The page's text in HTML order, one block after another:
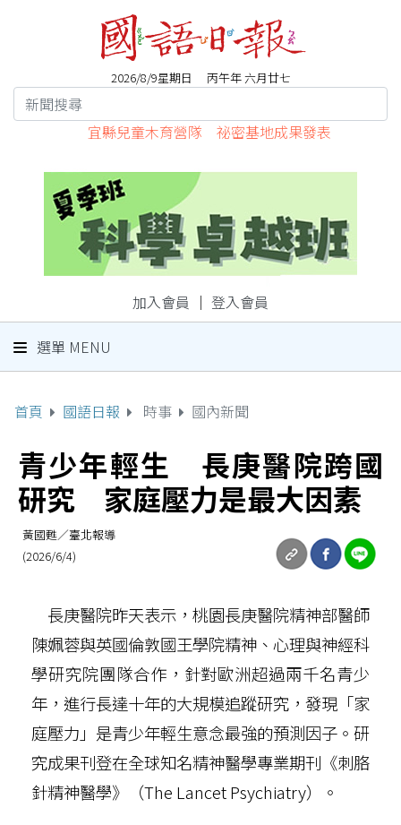
2026/8/9星期日 丙午年 六月廿七
宜縣兒童木育營隊 祕密基地成果發表
加入會員 ｜ 登入會員
選單 MENU
首頁 國語日報 時事 國內新聞
青少年輕生 長庚醫院跨國
研究 家庭壓力是最大因素
黃國甦／臺北報導
(2026/6/4)
長庚醫院昨天表示，桃園長庚醫院精神部醫師
陳姵蓉與英國倫敦國王學院精神、心理與神經科
學研究院團隊合作，針對歐洲超過兩千名青少
年，進行長達十年的大規模追蹤研究，發現「家
庭壓力」是青少年輕生意念最強的預測因子。研
究成果刊登在全球知名精神醫學專業期刊《刺胳
針精神醫學》（The Lancet Psychiatry）。